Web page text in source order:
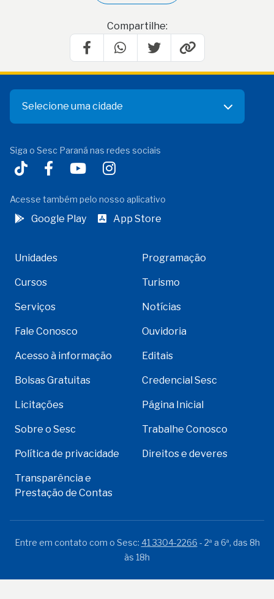
Compartilhe:
Selecione uma cidade
Siga o Sesc Paraná nas redes sociais
Acesse também pelo nosso aplicativo
Google Play App Store
Unidades Programação
Cursos Turismo
Serviços Notícias
Fale Conosco Ouvidoria
Acesso à informação Editais
Bolsas Gratuitas Credencial Sesc
Licitações Página Inicial
Sobre o Sesc Trabalhe Conosco
Política de privacidade Direitos e deveres
Transparência e
Prestação de Contas
Entre em contato com o Sesc: 41 3304-2266 - 2ª a 6ª, das 8h
às 18h